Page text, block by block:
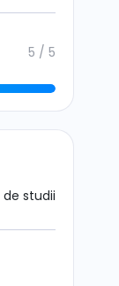
5 / 5
studii